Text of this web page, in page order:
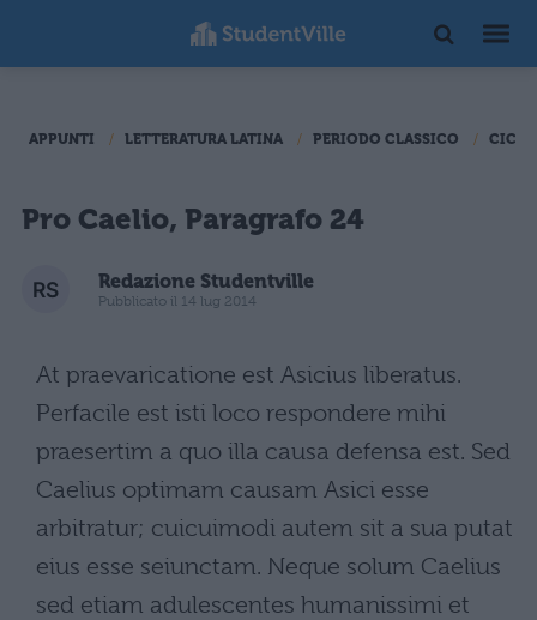
APPUNTI LETTERATURA LATINA PERIODO CLASSICO
Pro Caelio, Paragrafo 24
Redazione Studentville
Pubblicato il 14 lug 2014
At praevaricatione est Asicius liberatus.
Perfacile est isti loco respondere mihi
praesertim a quo illa causa defensa est. Sed
Caelius optimam causam Asici esse
arbitratur; cuicuimodi autem sit a sua putat
eius esse seiunctam. Neque solum Caelius
sed etiam adulescentes humanissimi et